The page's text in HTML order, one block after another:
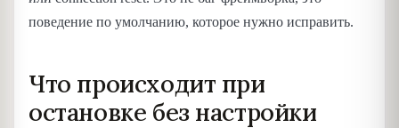
поведение по умолчанию, которое нужно исправить.
Что происходит при
остановке без настройки